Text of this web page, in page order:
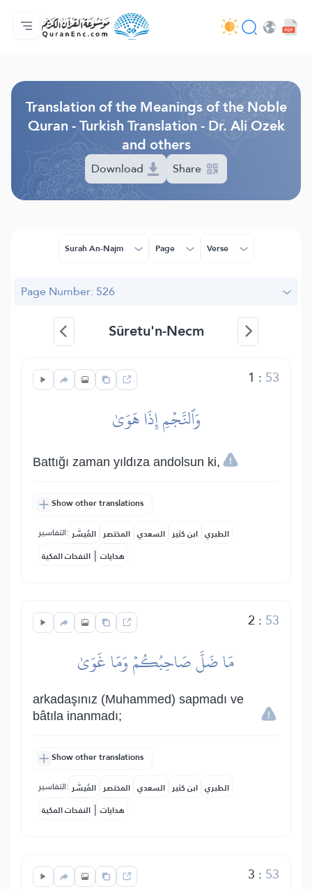
Home
Index of Translations
Audio
Developers' Services - API
About
Contact Us
Language
Translation of the Meanings of the Noble
Quran - Turkish Translation - Dr. Ali Ozek
and others
Download Share
Surah An-Najm Page Verse
Page Number: 526
Sûretu'n-Necm
1 : 53
وَٱلنَّجۡمِ إِذَا هَوَىٰ
Battığı zaman yıldıza andolsun ki,
Show other translations
التفاسير: المُيسَّر المختصر السعدي ابن كثير الطبري
النفحات المكية | هدايات
2 : 53
مَا ضَلَّ صَاحِبُكُمۡ وَمَا غَوَىٰ
arkadaşınız (Muhammed) sapmadı ve
bâtıla inanmadı;
Show other translations
التفاسير: المُيسَّر المختصر السعدي ابن كثير الطبري
النفحات المكية | هدايات
3 : 53